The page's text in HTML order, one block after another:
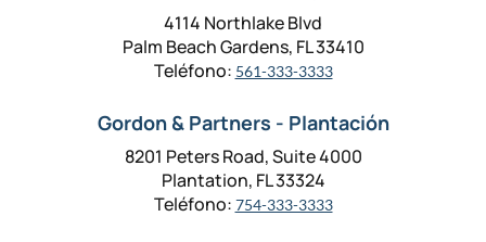
4114 Northlake Blvd
Palm Beach Gardens, FL 33410
Teléfono: 561-333-3333
Gordon & Partners - Plantación
8201 Peters Road, Suite 4000
Plantation, FL 33324
Teléfono: 754-333-3333